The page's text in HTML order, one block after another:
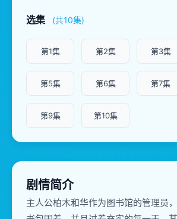
选集 (共10集)
第1集 第2集 第3集
第5集 第6集 第7集
第9集 第10集
剧情简介
主人公柏木和华作为图书馆的管理员